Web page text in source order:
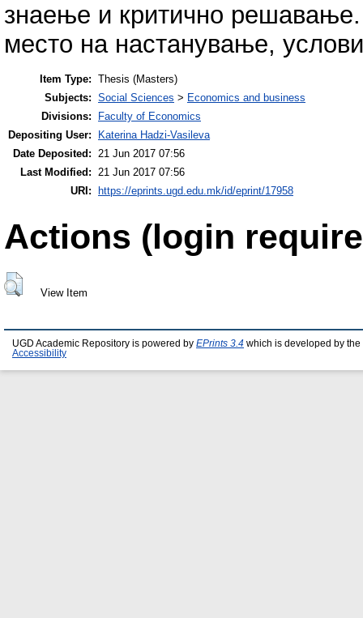
знаење и критично
место на настанување,
Item Type: Thesis (Masters)
Subjects: Social Sciences > Economics and business
Divisions:
Faculty of Economics
Depositing User:
Katerina Hadzi-Vasileva
Date Deposited: 21 Jun 2017 07:56
Last Modified: 21 Jun 2017 07:56
URI:
https://eprints.ugd.edu.mk/id/eprint/17958
Actions (login
View Item
UGD Academic Repository is powered by EPrints 3.4 which is developed by the
Accessibility